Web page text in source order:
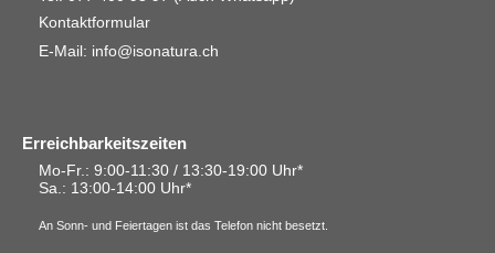
Kontaktformular
E-Mail: info@isonatura.ch
Erreichbarkeitszeiten
Mo-Fr.: 9:00-11:30 / 13:30-19:00 Uhr*
Sa.: 13:00-14:00 Uhr*
An Sonn- und Feiertagen ist das Telefon nicht besetzt.